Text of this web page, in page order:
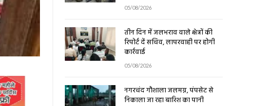
05/08/2026
तीन दिन में जलभराव वाले क्षेत्रों की
रिपोर्ट दें सचिव, लापरवाही पर होगी
कार्रवाई
05/08/2026
नगरचंद गौशाला जलमग्न, पंपसेट से
निकाला जा रहा बारिश का पानी